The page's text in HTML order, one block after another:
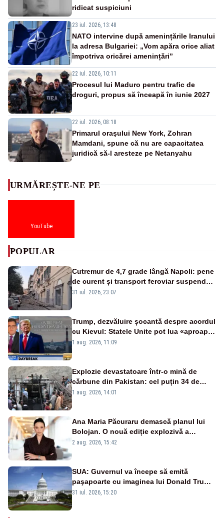
ridicat suspiciuni
23 iul. 2026, 13:48
NATO intervine după amenințările Iranului
la adresa Bulgariei: „Vom apăra orice aliat
împotriva oricărei amenințări”
22 iul. 2026, 10:11
Procesul lui Maduro pentru trafic de
droguri, propus să înceapă în iunie 2027
22 iul. 2026, 08:18
Primarul oraşului New York, Zohran
Mamdani, spune că nu are capacitatea
juridică să-l aresteze pe Netanyahu
URMĂREȘTE-NE PE
YouTube
POPULAR
Cutremur de 4,7 grade lângă Napoli: pene
de curent și transport feroviar suspendat
- VIDEO
31 iul. 2026, 23:07
Trump, dezvăluire șocantă despre acordul
cu Kievul: Statele Unite pot lua «aproape
tot ce vor» din minele Ucrainei”
1 aug. 2026, 11:09
Explozie devastatoare într-o mină de
cărbune din Pakistan: cel puțin 34 de
morți - VIDEO
1 aug. 2026, 14:01
Ana Maria Păcuraru demască planul lui
Bolojan. O nouă ediție explozivă a
emisiunii „Miza Zilei” la Realitatea PLUS
2 aug. 2026, 15:42
SUA: Guvernul va începe să emită
paşapoarte cu imaginea lui Donald Trump
începând cu 8 august
31 iul. 2026, 15:20